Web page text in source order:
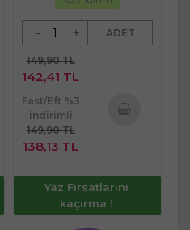
- + ADET
149,90 TL
142,41 TL
Fast/Eft %3
indirimli
149,90 TL
138,13 TL
Yaz Fırsatlarını
kaçırma !